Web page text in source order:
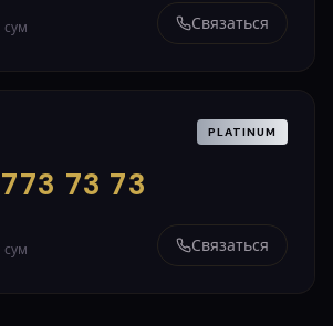
сум Связаться
PLATINUM
773 73 73
сум Связаться